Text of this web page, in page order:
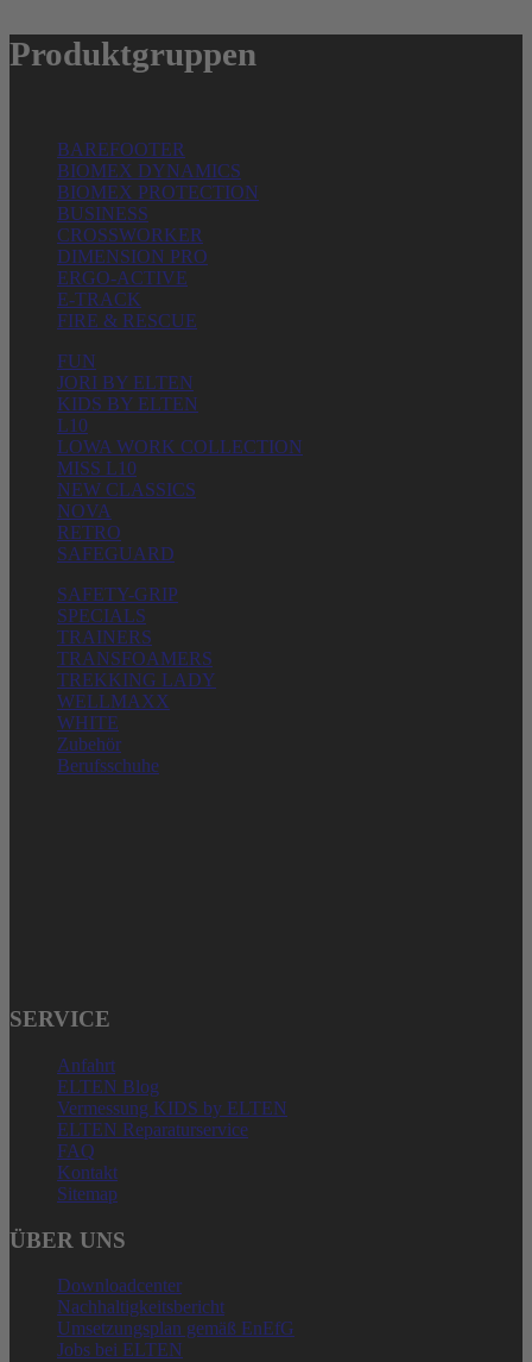
Produktgruppen
BAREFOOTER
BIOMEX DYNAMICS
BIOMEX PROTECTION
BUSINESS
CROSSWORKER
DIMENSION PRO
ERGO-ACTIVE
E-TRACK
FIRE & RESCUE
FUN
JORI BY ELTEN
KIDS BY ELTEN
L10
LOWA WORK COLLECTION
MISS L10
NEW CLASSICS
NOVA
RETRO
SAFEGUARD
SAFETY-GRIP
SPECIALS
TRAINERS
TRANSFOAMERS
TREKKING LADY
WELLMAXX
WHITE
Zubehör
Berufsschuhe
SERVICE
Anfahrt
ELTEN Blog
Vermessung KIDS by ELTEN
ELTEN Reparaturservice
FAQ
Kontakt
Sitemap
ÜBER UNS
Downloadcenter
Nachhaltigkeitsbericht
Umsetzungsplan gemäß EnEfG
Jobs bei ELTEN